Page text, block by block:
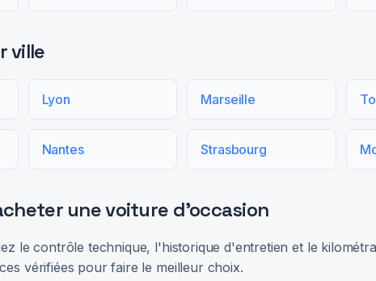
ville
Lyon Marseille
Nantes Strasbourg
une voiture d'occasion
le contrôle technique, l'historique d'entretien et le
vérifiées pour faire le meilleur choix.